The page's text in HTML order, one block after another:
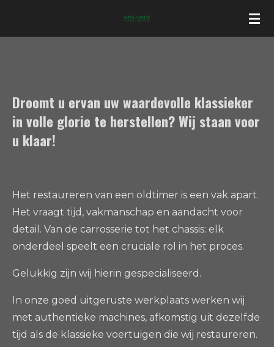
Droomt u ervan uw waardevolle klassieker
in volle glorie te herstellen? Wij staan voor
u klaar!
Het restaureren van een oldtimer is een vak apart.
Het vraagt tijd, vakmanschap en aandacht voor
detail. Van de carrosserie tot het chassis: elk
onderdeel speelt een cruciale rol in het proces.
Gelukkig zijn wij hierin gespecialiseerd.
In onze goed uitgeruste werkplaats werken wij
met authentieke machines, afkomstig uit dezelfde
tijd als de klassieke voertuigen die wij restaureren.